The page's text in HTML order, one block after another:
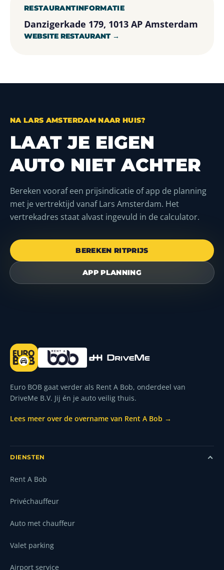
RESTAURANTINFORMATIE
Danzigerkade 179, 1013 AP Amsterdam
WEBSITE RESTAURANT →
NA LARS AMSTERDAM NAAR HUIS?
LAAT JE EIGEN
AUTO NIET ACHTER
Bereken vooraf een prijsindicatie of app de planning
met je vertrektijd vanaf Lars Amsterdam. Het
vertrekadres staat alvast ingevuld in de calculator.
BEREKEN RITPRIJS
APP PLANNING
Euro BOB gaat verder als Rent A Bob, onderdeel van
DriveMe B.V. Jij én je auto veilig thuis.
Lees meer over de overname van Rent A Bob →
DIENSTEN
Rent A Bob
Privéchauffeur
Auto met chauffeur
Valet parking
Airport service